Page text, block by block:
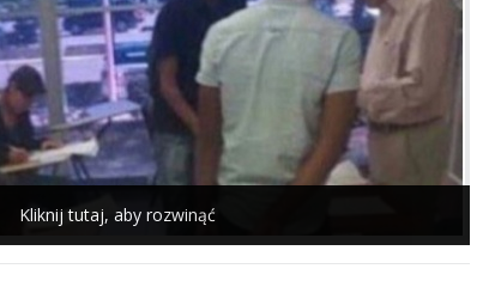
Kliknij tutaj, aby rozwinąć